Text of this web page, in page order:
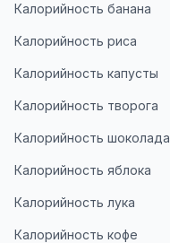
Калорийность банана
Калорийность риса
Калорийность капусты
Калорийность творога
Калорийность шоколада
Калорийность яблока
Калорийность лука
Калорийность кофе